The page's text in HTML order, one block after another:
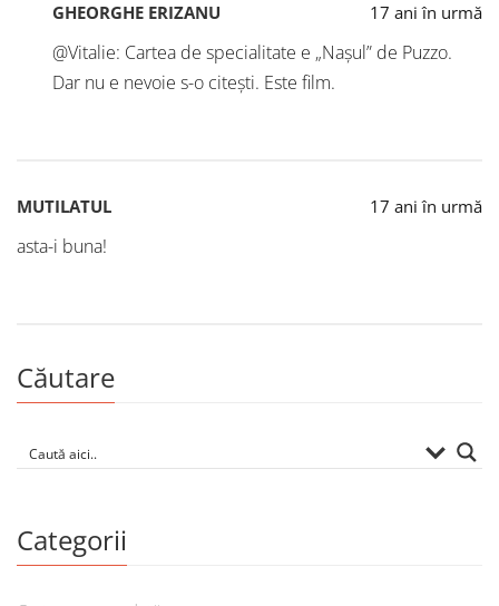
GHEORGHE ERIZANU 17 ani în urmă
@Vitalie: Cartea de specialitate e „Nașul” de Puzzo.
Dar nu e nevoie s-o citești. Este film.
MUTILATUL 17 ani în urmă
asta-i buna!
Căutare
Categorii